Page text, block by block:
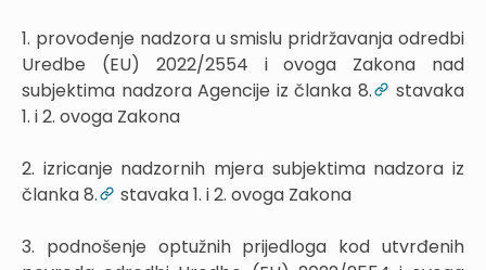
1. provođenje nadzora u smislu pridržavanja odredbi
Uredbe (EU) 2022/2554 i ovoga Zakona nad
subjektima nadzora Agencije iz članka 8.
stavaka
1. i 2. ovoga Zakona
2. izricanje nadzornih mjera subjektima nadzora iz
članka 8.
stavaka 1. i 2. ovoga Zakona
3. podnošenje optužnih prijedloga kod utvrđenih